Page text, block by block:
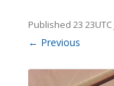
Published 23
← Previous